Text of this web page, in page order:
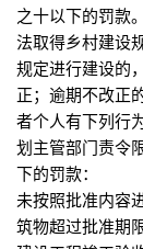
之十以下的罚
法取得乡村建设
规定进行建设的
正；逾期不改
者个人有下列行
划主管部门责令
下的罚款： （
未按照批准内
筑物超过批准